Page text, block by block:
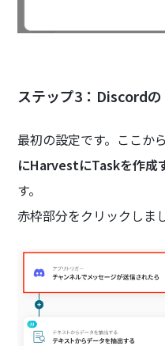
ステップ3：Discord
最初の設定です。ここから
にHarvestにTaskを作成
す。
赤枠部分をクリックしま